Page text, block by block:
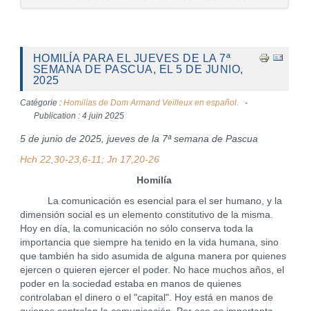
HOMILÍA PARA EL JUEVES DE LA 7ª
SEMANA DE PASCUA, EL 5 DE JUNIO,
2025
Catégorie : Homilías de Dom Armand Veilleux en español.
Publication : 4 juin 2025
5 de junio de 2025, jueves de la 7ª semana de Pascua
Hch 22,30-23,6-11; Jn 17,20-26
Homilía
La comunicación es esencial para el ser humano, y la
dimensión social es un elemento constitutivo de la misma.
Hoy en día, la comunicación no sólo conserva toda la
importancia que siempre ha tenido en la vida humana, sino
que también ha sido asumida de alguna manera por quienes
ejercen o quieren ejercer el poder. No hace muchos años, el
poder en la sociedad estaba en manos de quienes
controlaban el dinero o el "capital". Hoy está en manos de